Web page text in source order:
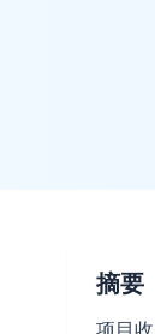
摘要
项目